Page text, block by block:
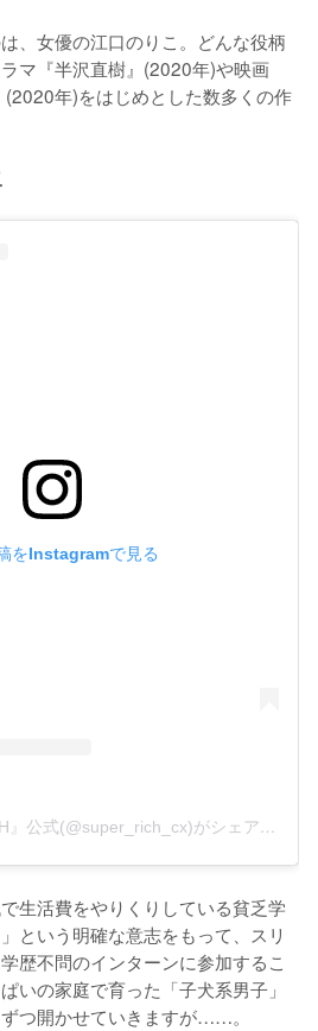
、女優の江口のりこ。どんな役柄
マ『半沢直樹』(2020年)や映画
(2020年)をはじめとした数多くの作
をInstagramで見る
木曜劇場『SUPER RICH』公式(@super_rich_cx)がシェアした投稿
生活費をやりくりしている貧乏学
という明確な意志をもって、スリ
歴不問のインターンに参加するこ
いの家庭で育った「子犬系男子」
つ開かせていきますが……。